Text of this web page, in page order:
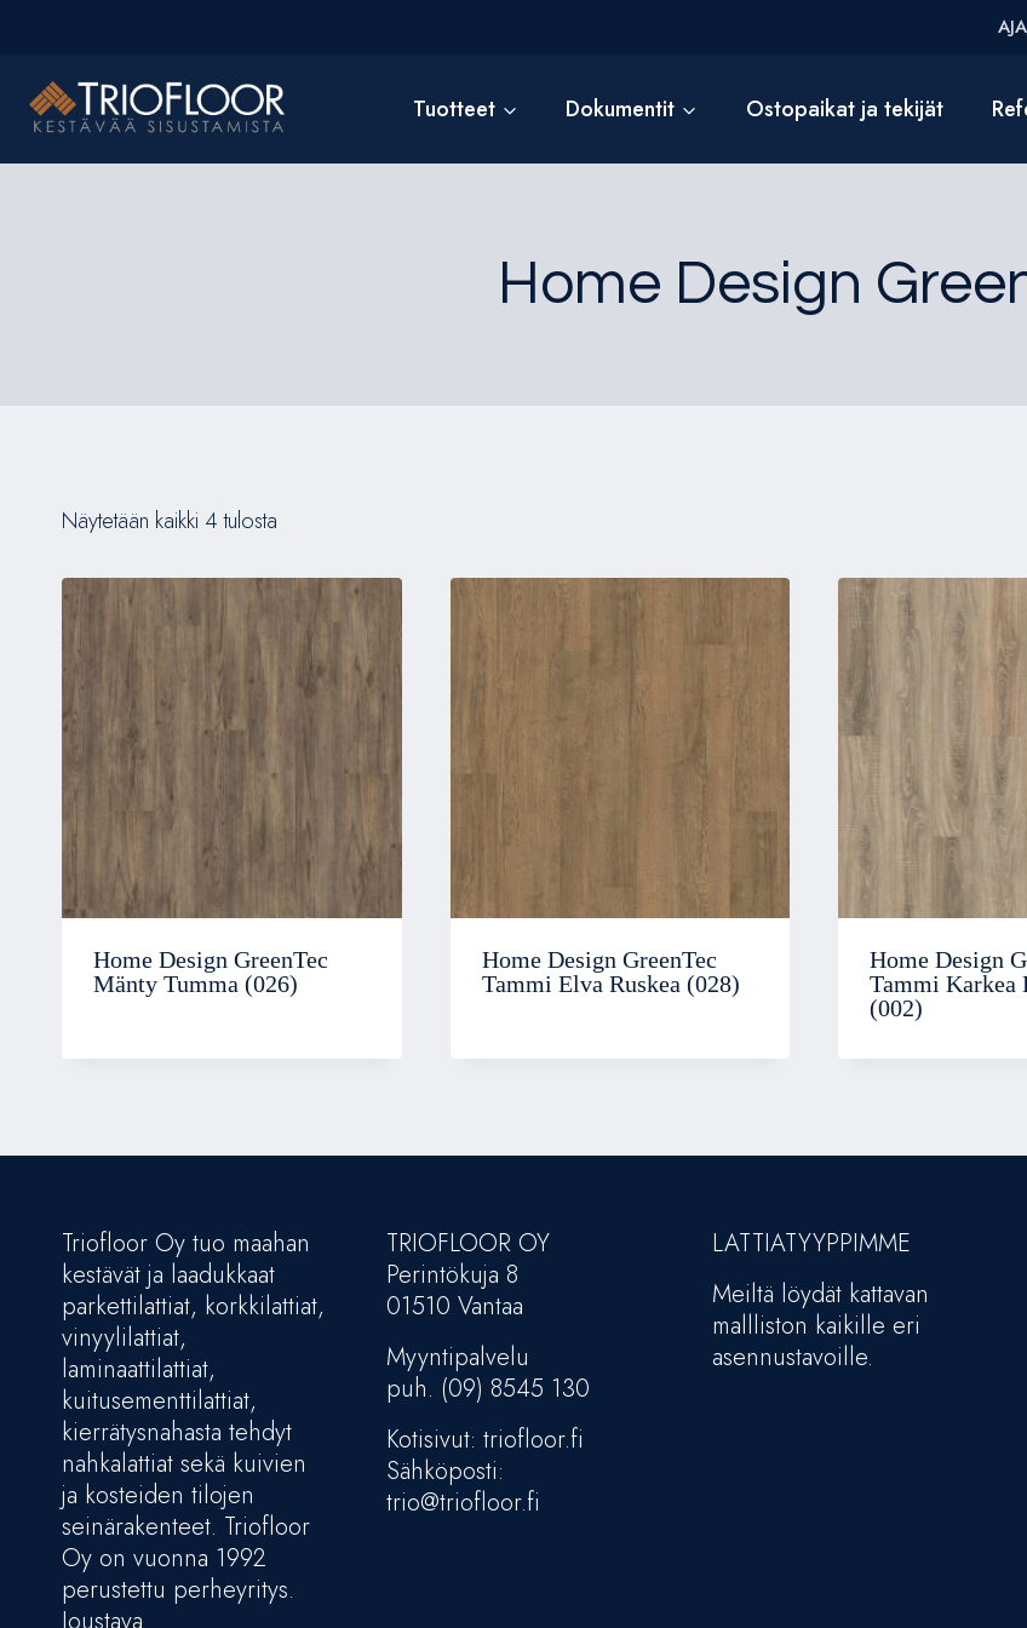
Tuotteet Dokumentit Ostopaikat ja tekijät
Home Design
Näytetään kaikki 4 tulosta
Home Design GreenTec
Mänty Tumma (026)
Home Design GreenTec
Tammi Elva Ruskea (028)
Home Design
Tammi Karkea
(002)
Triofloor Oy tuo maahan
kestävät ja laadukkaat
parkettilattiat, korkkilattiat,
vinyylilattiat,
laminaattilattiat,
kuitusementtilattiat,
kierrätysnahasta tehdyt
nahkalattiat sekä kuivien
ja kosteiden tilojen
seinärakenteet. Triofloor
Oy on vuonna 1992
perustettu perheyritys.
TRIOFLOOR OY
Perintökuja 8
01510 Vantaa
Myyntipalvelu
puh. (09) 8545 130
Kotisivut: triofloor.fi
Sähköposti:
trio@triofloor.fi
LATTIATYYPPIMME
Meiltä löydät kattavan
mallliston kaikille eri
asennustavoille.